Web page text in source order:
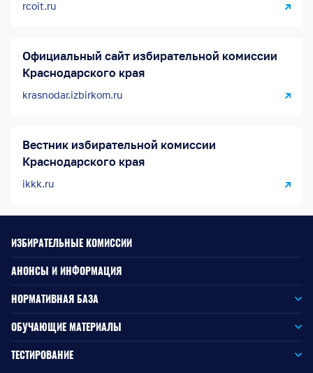
rcoit.ru
Официальный сайт избирательной комиссии
Краснодарского края
krasnodar.izbirkom.ru
Вестник избирательной комиссии
Краснодарского края
ikkk.ru
ИЗБИРАТЕЛЬНЫЕ КОМИССИИ
АНОНСЫ И ИНФОРМАЦИЯ
НОРМАТИВНАЯ БАЗА
Законодательство РФ
Законодательство КК
ОБУЧАЮЩИЕ МАТЕРИАЛЫ
Для окружной избирательной комиссии
ТЕСТИРОВАНИЕ